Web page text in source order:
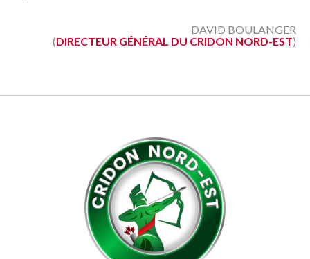
DAVID BOULANGER
(DIRECTEUR GÉNÉRAL DU CRIDON NORD-EST)